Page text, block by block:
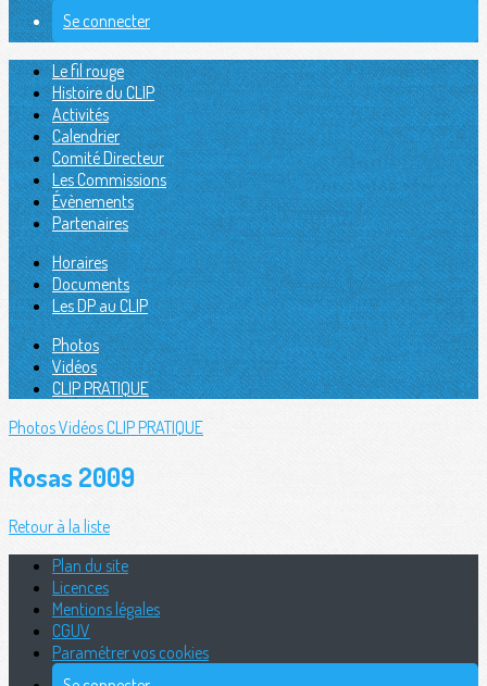
Se connecter
Le fil rouge
Histoire du CLIP
Activités
Calendrier
Comité Directeur
Les Commissions
Évènements
Partenaires
Horaires
Documents
Les DP au CLIP
Photos
Vidéos
CLIP PRATIQUE
PhotosVidéosCLIP PRATIQUE
Rosas 2009
Retour à la liste
Plan du site
Licences
Mentions légales
CGUV
Paramétrer vos cookies